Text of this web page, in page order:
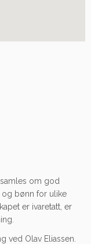
om god
og bønn for ulike
er ivaretatt, er
ved Olav Eliassen.